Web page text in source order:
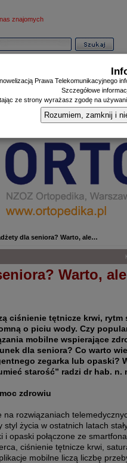
znajomych
Informator|Poczekalnia|
dla seniora? Warto, ale…
Warto,
ciśnienie tętnicze krwi, rytm
o piciu wody. Czy
mobilne wspierające
dla seniora? Co warto
zegarka lub opaski?
starość” radzi dr hab. n.
zdrowiu
na rozwiązaniach
styl życia w ostatnich latach
i opaski połączone ze
ciśnienie tętnicze krwi,
mobilne liczą liczbę
Prawa Telekomunikacyjnego
Szczegółowe
ze strony wyrażasz zgodę na
Rozumiem, zamknij i